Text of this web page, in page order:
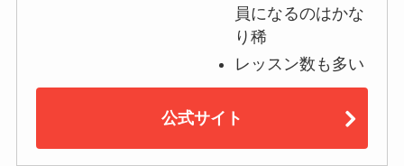
員になるのはかな
り稀
レッスン数も多い
公式サイト